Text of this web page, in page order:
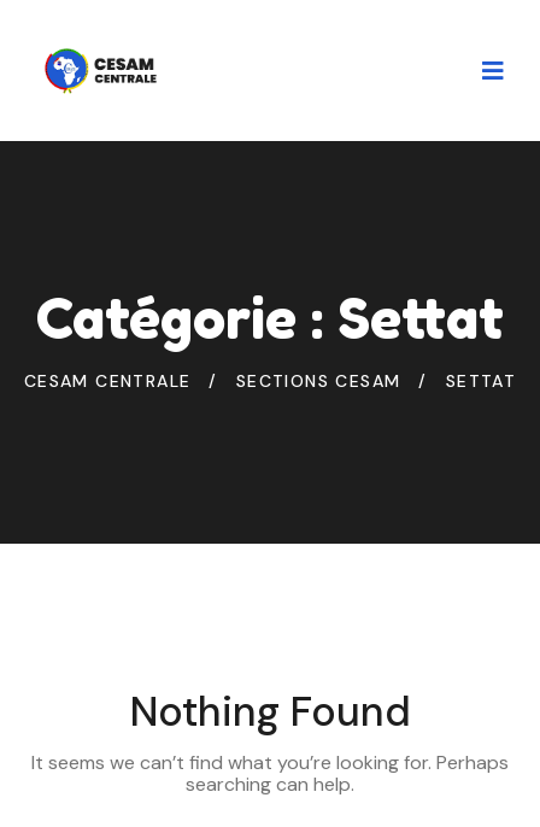
Catégorie : Settat
CESAM CENTRALE SECTIONS CESAM SETTAT
Nothing Found
It seems we can’t find what you’re looking for. Perhaps
searching can help.